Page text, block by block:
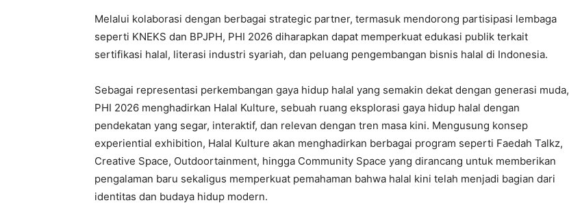
Melalui kolaborasi dengan berbagai strategic partner, termasuk mendorong partisipasi lembaga
seperti KNEKS dan BPJPH, PHI 2026 diharapkan dapat memperkuat edukasi publik terkait
sertifikasi halal, literasi industri syariah, dan peluang pengembangan bisnis halal di Indonesia.
Sebagai representasi perkembangan gaya hidup halal yang semakin dekat dengan generasi muda,
PHI 2026 menghadirkan Halal Kulture, sebuah ruang eksplorasi gaya hidup halal dengan
pendekatan yang segar, interaktif, dan relevan dengan tren masa kini. Mengusung konsep
experiential exhibition, Halal Kulture akan menghadirkan berbagai program seperti Faedah Talkz,
Creative Space, Outdoortainment, hingga Community Space yang dirancang untuk memberikan
pengalaman baru sekaligus memperkuat pemahaman bahwa halal kini telah menjadi bagian dari
identitas dan budaya hidup modern.